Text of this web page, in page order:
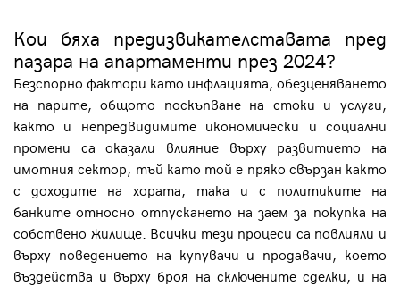
Кои бяха предизвикателставата пред
пазара на апартаменти през 2024?
Безспорно фактори като инфлацията, обезценяването
на парите, общото поскъпване на стоки и услуги,
както и непредвидимите икономически и социални
промени са оказали влияние върху развитието на
имотния сектор, тъй като той е пряко свързан както
с доходите на хората, така и с политиките на
банките относно отпускането на заем за покупка на
собствено жилище. Всички тези процеси са повлияли и
върху поведението на купувачи и продавачи, което
въздейства и върху броя на сключените сделки, и на